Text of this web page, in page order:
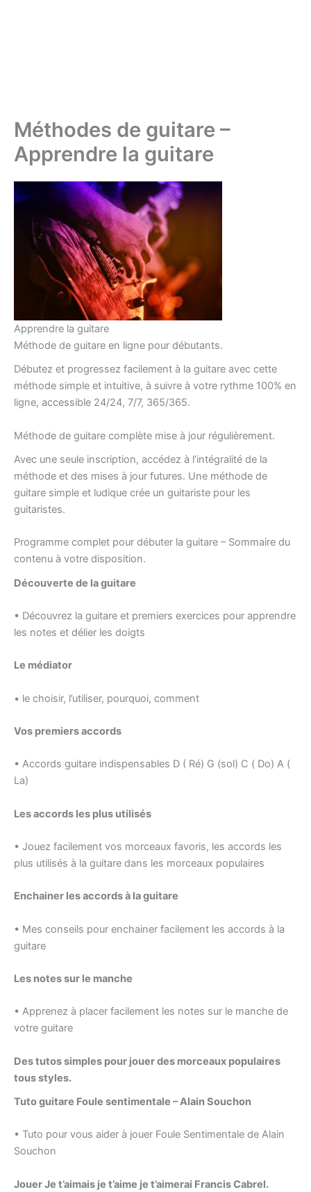
Méthodes de guitare –
Apprendre la guitare
Apprendre la guitare
Méthode de guitare en ligne pour débutants.
Débutez et progressez facilement à la guitare avec cette
méthode simple et intuitive, à suivre à votre rythme 100% en
ligne, accessible 24/24, 7/7, 365/365.
Méthode de guitare complète mise à jour régulièrement.
Avec une seule inscription, accédez à l’intégralité de la
méthode et des mises à jour futures. Une méthode de
guitare simple et ludique crée un guitariste pour les
guitaristes.
Programme complet pour débuter la guitare – Sommaire du
contenu à votre disposition.
Découverte de la guitare
• Découvrez la guitare et premiers exercices pour apprendre
les notes et délier les doigts
Le médiator
• le choisir, l’utiliser, pourquoi, comment
Vos premiers accords
• Accords guitare indispensables D ( Ré) G (sol) C ( Do) A (
La)
Les accords les plus utilisés
• Jouez facilement vos morceaux favoris, les accords les
plus utilisés à la guitare dans les morceaux populaires
Enchainer les accords à la guitare
• Mes conseils pour enchainer facilement les accords à la
guitare
Les notes sur le manche
• Apprenez à placer facilement les notes sur le manche de
votre guitare
Des tutos simples pour jouer des morceaux populaires
tous styles.
Tuto guitare Foule sentimentale – Alain Souchon
• Tuto pour vous aider à jouer Foule Sentimentale de Alain
Souchon
Jouer Je t’aimais je t’aime je t’aimerai Francis Cabrel.